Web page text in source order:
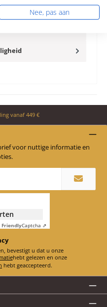
vanaf 449 €
voor nuttige informatie en
FriendlyCaptcha ⇗
Door doorgaan te selecteren, bevestigt u dat u onze
hebt gelezen en onze
hebt geaccepteerd.
Nee, pas aan